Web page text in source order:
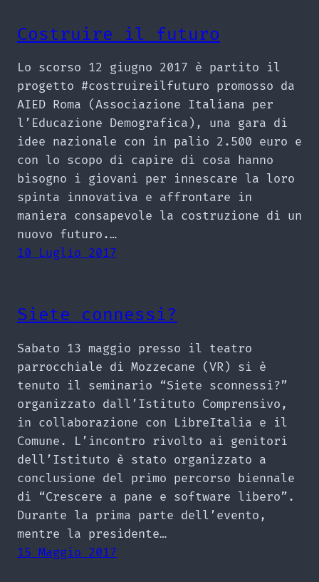
Costruire il futuro
Lo scorso 12 giugno 2017 è partito il
progetto #costruireilfuturo promosso da
AIED Roma (Associazione Italiana per
l’Educazione Demografica), una gara di
idee nazionale con in palio 2.500 euro e
con lo scopo di capire di cosa hanno
bisogno i giovani per innescare la loro
spinta innovativa e affrontare in
maniera consapevole la costruzione di un
nuovo futuro.…
10 Luglio 2017
Siete connessi?
Sabato 13 maggio presso il teatro
parrocchiale di Mozzecane (VR) si è
tenuto il seminario “Siete sconnessi?”
organizzato dall’Istituto Comprensivo,
in collaborazione con LibreItalia e il
Comune. L’incontro rivolto ai genitori
dell’Istituto è stato organizzato a
conclusione del primo percorso biennale
di “Crescere a pane e software libero”.
Durante la prima parte dell’evento,
mentre la presidente…
15 Maggio 2017